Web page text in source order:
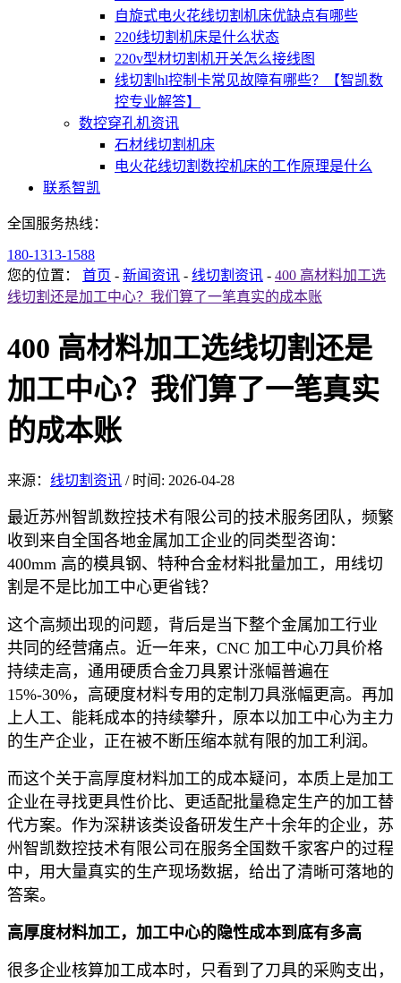
自旋式电火花线切割机床优缺点有哪些
220线切割机床是什么状态
220v型材切割机开关怎么接线图
线切割hl控制卡常见故障有哪些？【智凯数
控专业解答】
数控穿孔机资讯
石材线切割机床
电火花线切割数控机床的工作原理是什么
联系智凯
全国服务热线：
180-1313-1588
您的位置： 首页 - 新闻资讯 - 线切割资讯 - 400 高材料加工选
线切割还是加工中心？我们算了一笔真实的成本账
400 高材料加工选线切割还是
加工中心？我们算了一笔真实
的成本账
来源： 线切割资讯 / 时间: 2026-04-28
最近苏州智凯数控技术有限公司的技术服务团队，频繁
收到来自全国各地金属加工企业的同类型咨询：
400mm 高的模具钢、特种合金材料批量加工，用线切
割是不是比加工中心更省钱？
这个高频出现的问题，背后是当下整个金属加工行业
共同的经营痛点。近一年来，CNC 加工中心刀具价格
持续走高，通用硬质合金刀具累计涨幅普遍在
15%-30%，高硬度材料专用的定制刀具涨幅更高。再加
上人工、能耗成本的持续攀升，原本以加工中心为主力
的生产企业，正在被不断压缩本就有限的加工利润。
而这个关于高厚度材料加工的成本疑问，本质上是加工
企业在寻找更具性价比、更适配批量稳定生产的加工替
代方案。作为深耕该类设备研发生产十余年的企业，苏
州智凯数控技术有限公司在服务全国数千家客户的过程
中，用大量真实的生产现场数据，给出了清晰可落地的
答案。
高厚度材料加工，加工中心的隐性成本到底有多高
很多企业核算加工成本时，只看到了刀具的采购支出，